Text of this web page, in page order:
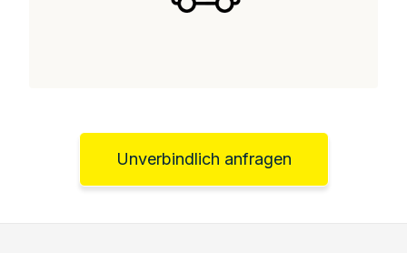
Unverbindlich anfragen